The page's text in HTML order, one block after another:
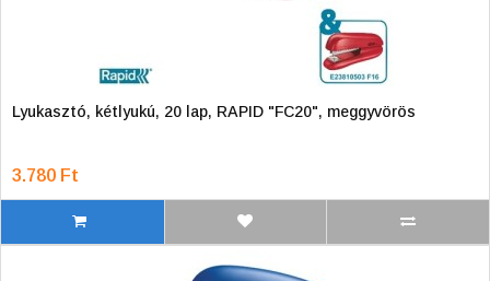
Lyukasztó, kétlyukú, 20 lap, RAPID "FC20", meggyvörös
3.780 Ft